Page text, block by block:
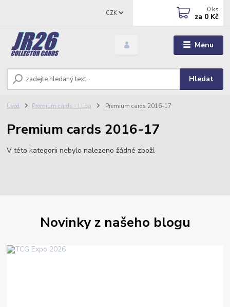
Menu
CZK
Hledat
0 ks
za 0 Kč
Úvod Premium cards - I.liga Premium cards 2016-17
Premium cards 2016-17
V této kategorii nebylo nalezeno žádné zboží.
Novinky z našeho blogu